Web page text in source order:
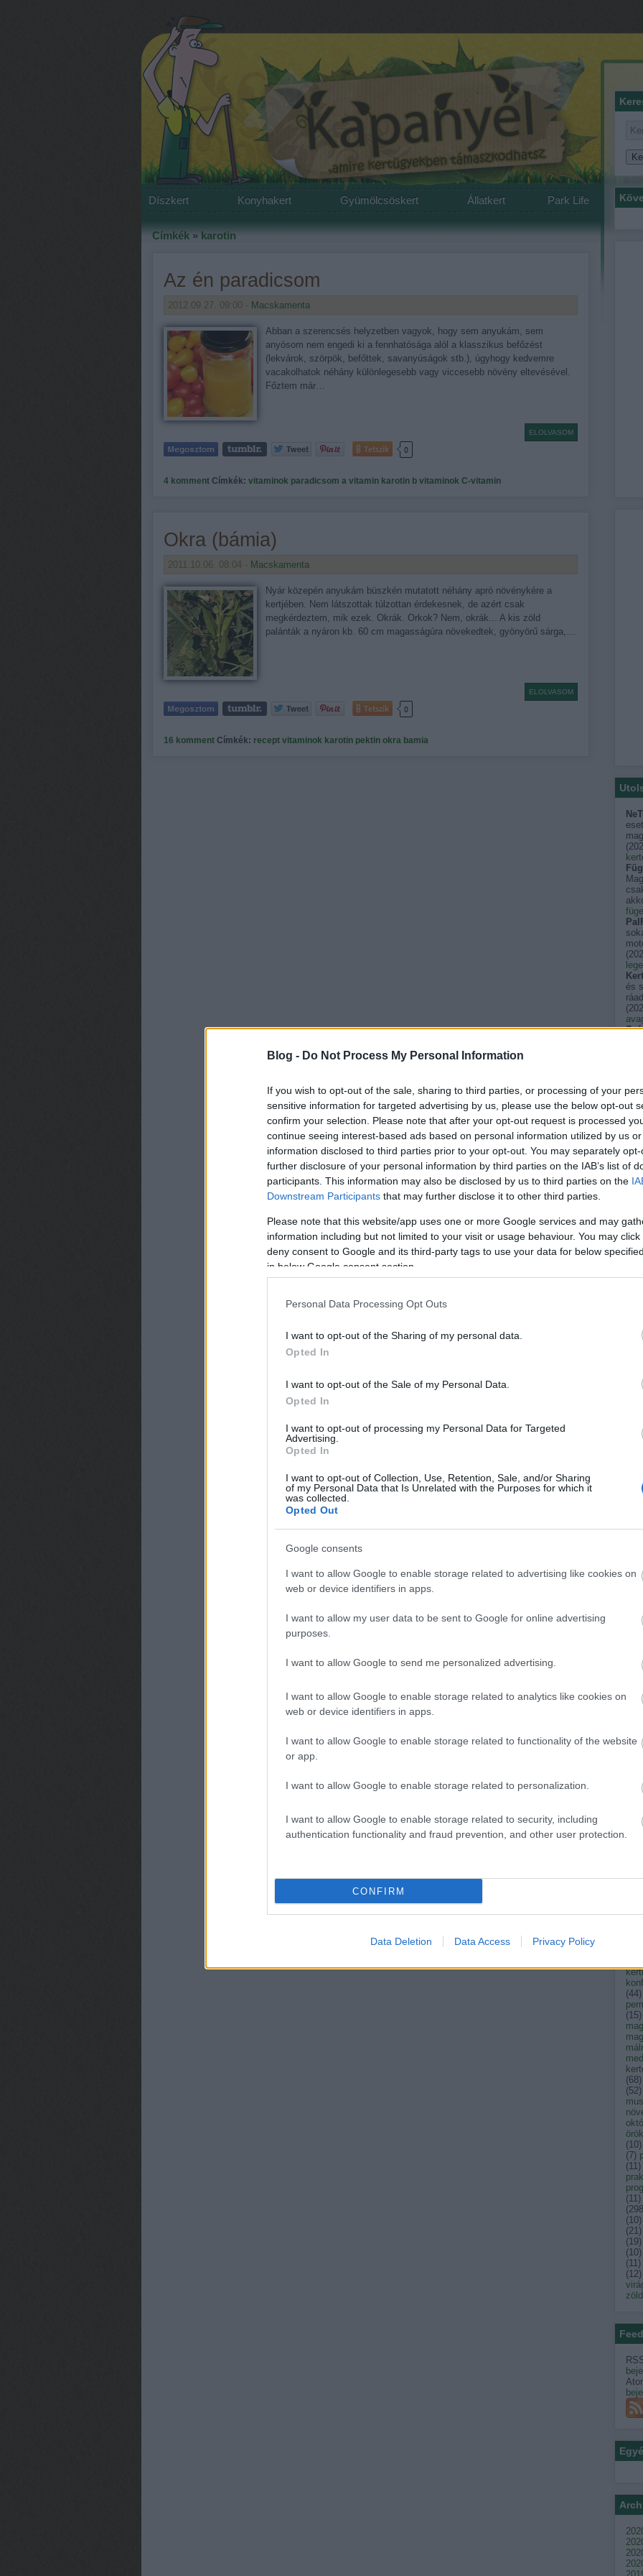
Blog - Do Not Process My Personal Information
If you wish to opt-out of the sale, sharing to third parties, or processing of your
sensitive information for targeted advertising by us, please use the below opt-out
confirm your selection. Please note that after your opt-out request is processed
continue seeing interest-based ads based on personal information utilized by us
information disclosed to third parties prior to your opt-out. You may separately
further disclosure of your personal information by third parties on the IAB’s list of
participants. This information may also be disclosed by us to third parties on the
Downstream Participants that may further disclose it to other third parties.
Please note that this website/app uses one or more Google services and may
information including but not limited to your visit or usage behaviour. You may
deny consent to Google and its third-party tags to use your data for below
in below Google consent section.
Personal Data Processing Opt Outs
I want to opt-out of the Sharing of my personal data.
Opted In
I want to opt-out of the Sale of my Personal Data.
Opted In
I want to opt-out of processing my Personal Data for Targeted
Advertising.
Opted In
I want to opt-out of Collection, Use, Retention, Sale, and/or Sharing
of my Personal Data that Is Unrelated with the Purposes for which it
was collected.
Opted Out
Google consents
I want to allow Google to enable storage related to advertising like cookies on
web or device identifiers in apps.
I want to allow my user data to be sent to Google for online advertising
purposes.
I want to allow Google to send me personalized advertising.
I want to allow Google to enable storage related to analytics like cookies on
web or device identifiers in apps.
I want to allow Google to enable storage related to functionality of the website
or app.
I want to allow Google to enable storage related to personalization.
I want to allow Google to enable storage related to security, including
authentication functionality and fraud prevention, and other user protection.
CONFIRM
Data Deletion Data Access Privacy Policy
Díszkert Konyhakert Gyümölcsöskert Állatkert Park Life
Címkék » karotin
Az én paradicsom
2012.09.27. 09:00 - Macskamenta
Abban a szerencsés helyzetben vagyok, hogy sem anyukám, sem
anyósom nem engedi ki a fennhatósága alól a klasszikus befőzést
(lekvárok, szörpök, befőttek, savanyúságok stb.), úgyhogy kedvemre
vacakolhatok néhány különlegesebb vagy viccesebb növény eltevésével.
Főztem már…
ELOLVASOM
Tetszik 0
4 komment Címkék: vitaminok paradicsom a vitamin karotin b vitaminok C-vitamin
Okra (bámia)
2011.10.06. 08:04 - Macskamenta
Nyár közepén anyukám büszkén mutatott néhány apró növénykére a
kertjében. Nem látszottak túlzottan érdekesnek, de azért csak
megkérdeztem, mik ezek. Okrák. Orkok? Nem, okrák... A kis zöld
palánták a nyáron kb. 60 cm magasságúra növekedtek, gyönyörű sárga,…
ELOLVASOM
Tetszik 0
16 komment Címkék: recept vitaminok karotin pektin okra bamia
(
(
és
(
(
(
fagy
(7)
(44)
(15)
(68)
(52)
(10)
(7)
(11)
(11)
(298
(10)
(21)
(19)
(10)
(11)
(12)